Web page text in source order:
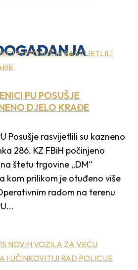
PU POSUŠJE
DJELO KRAĐE
Posušje rasvijetlili su kazneno
286. KZ FBiH počinjeno
štetu trgovine „DM“
kom prilikom je otuđeno više
radom na terenu